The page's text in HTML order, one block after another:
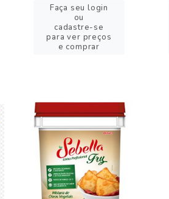
Faça seu login
ou
cadastre-se
para ver preços
e comprar